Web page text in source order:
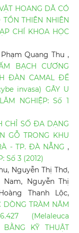
HOANG DÃ CÓ
THIÊN NHIÊN
CHÍ KHOA HỌC
Quang Thu ,
BẠCH CƯƠNG
ĐÀN CAMAL ĐỂ
invasa) GÂY U
NGHIỆP: Số 1
CHỈ SỐ ĐA DẠNG
GỖ TRONG KHU
- TP. ĐÀ NẴNG,
Số 3 (2012)
Nguyễn Thị Thơ,
Nguyễn Thị
Thanh Lộc,
DÒNG TRÀM NĂM
(Melaleuca
BẰNG KỸ THUẬT